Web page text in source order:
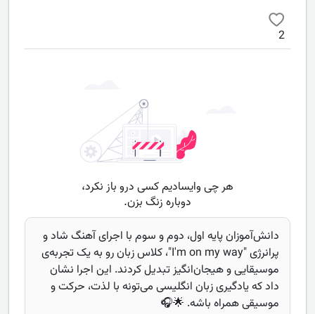
2
دانش‌آموزان پایه اول، دوم و سوم با اجرای آهنگ شاد و
پرانرژی "I'm on my way"، کلاس زبان رو به یک تجربه‌ی
موسیقایی و هیجان‌انگیز تبدیل کردند. این اجرا نشان
داد که یادگیری زبان انگلیسی می‌تونه با لذت، حرکت و
موسیقی همراه باشه. 🌟🎧